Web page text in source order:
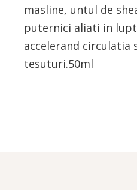
masline, untul de
puternici aliati in
accelerand circulatia
tesuturi.50ml